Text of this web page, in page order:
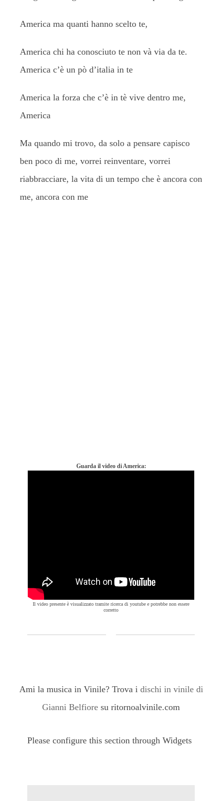
America ma quanti hanno scelto te,
America chi ha conosciuto te non và via da te.
America c’è un pò d’italia in te
America la forza che c’è in tè vive dentro me,
America
Ma quando mi trovo, da solo a pensare capisco
ben poco di me, vorrei reinventare, vorrei
riabbracciare, la vita di un tempo che è ancora con
me, ancora con me
Guarda il video di America:
Il video presente è visualizzato tramite ricerca di youtube e potrebbe non essere
corretto
Ami la musica in Vinile? Trova i dischi in vinile di
Gianni Belfiore su ritornoalvinile.com
Please configure this section through Widgets